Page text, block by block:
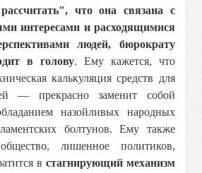
что она связана с
интересами и расходящимися
людей, бюрократу
в голову. Ему кажется, что
калькуляция средств для
— прекрасно заменит собой
назойливых народных
болтунов. Ему также
лишенное политиков,
в стагнирующий механизм